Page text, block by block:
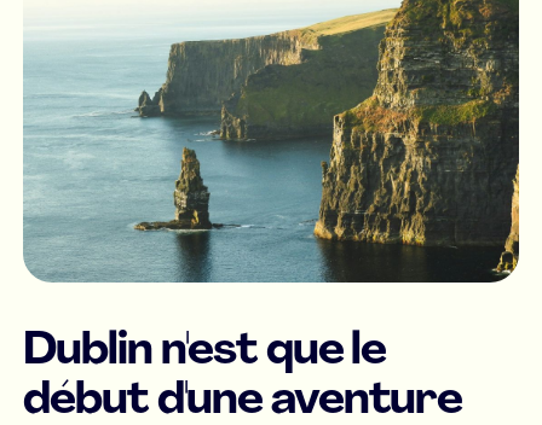
Dublin n'est que le
début d'une aventure